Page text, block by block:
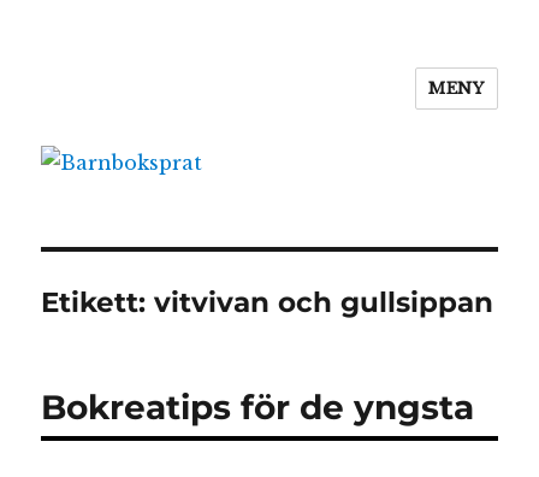
MENY
Etikett:vitvivan och gullsippan
Bokreatips för de yngsta